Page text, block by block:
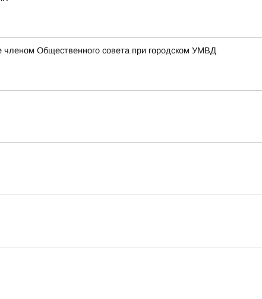
Общественного совета при городском УМВД